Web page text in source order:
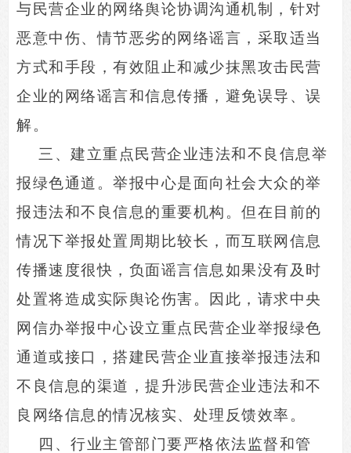
与民营企业的网络舆论协调沟通机制，针对
恶意中伤、情节恶劣的网络谣言，采取适当
方式和手段，有效阻止和减少抹黑攻击民营
企业的网络谣言和信息传播，避免误导、误
解。
三、建立重点民营企业违法和不良信息举
报绿色通道。举报中心是面向社会大众的举
报违法和不良信息的重要机构。但在目前的
情况下举报处置周期比较长，而互联网信息
传播速度很快，负面谣言信息如果没有及时
处置将造成实际舆论伤害。因此，请求中央
网信办举报中心设立重点民营企业举报绿色
通道或接口，搭建民营企业直接举报违法和
不良信息的渠道，提升涉民营企业违法和不
良网络信息的情况核实、处理反馈效率。
四、行业主管部门要严格依法监督和管